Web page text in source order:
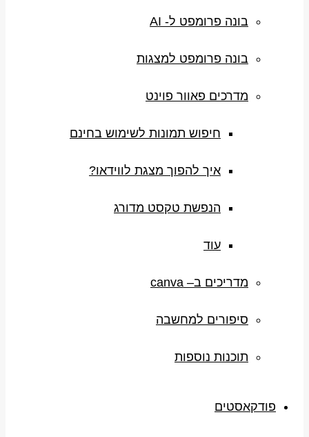
בונה פרומפט ל- AI
בונה פרומפט למצגות
מדרכים פאוור פוינט
חיפוש תמונות לשימוש בחינם
איך להפוך מצגת לווידאו?
הנפשת טקסט מדורג
עוד
מדריכים ב– canva
סיפורים למחשבה
תוכנות נוספות
פודקאסטים